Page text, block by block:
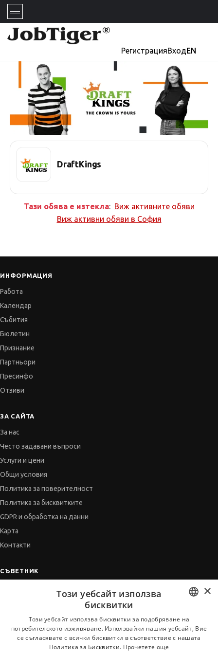
РегистрацияВходEN
DraftKings
Тази обява е изтекла: Виж активните обяви
Виж активни обяви в София
ИНФОРМАЦИЯ
Работа
Календар
Събития
Бюлетин
Признание
Партньори
Пресинфо
Отзиви
ЗА САЙТА
За нас
Често задавани въпроси
Услуги и цени
Общи условия
Политика за поверителност
Политика за бисквитките
GDPR и обработка на данни
Карта
Контакти
СЪВЕТНИК
Когато получим оферта
BULGARIAN
ENGLISH
×
Този уебсайт използва
бисквитки
Този уебсайт използва бисквитки за подобряване на
потребителското изживяване. Използвайки нашия уебсайт, Вие
се съгласявате с всички бисквитки в съответствие с нашата
Политика за Бисквитки. Прочетете още